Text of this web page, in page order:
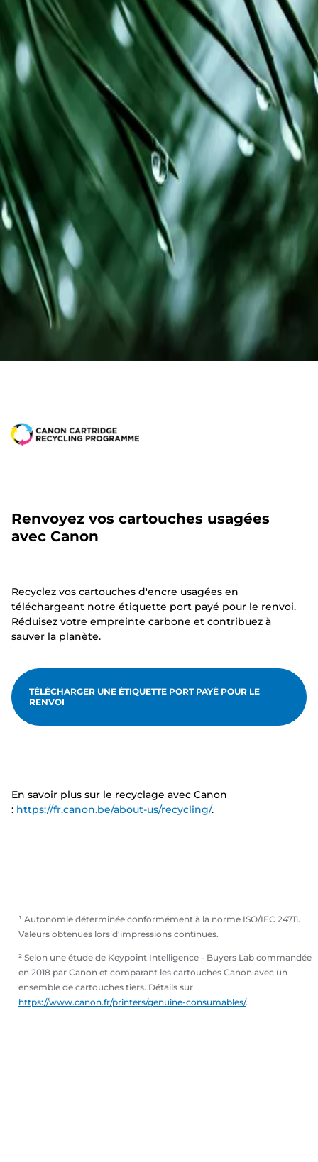
Renvoyez vos cartouches usagées
avec Canon
Recyclez vos cartouches d'encre usagées en
téléchargeant notre étiquette port payé pour le renvoi.
Réduisez votre empreinte carbone et contribuez à
sauver la planète.
TÉLÉCHARGER UNE ÉTIQUETTE PORT PAYÉ POUR LE
RENVOI
En savoir plus sur le recyclage avec Canon
: https://fr.canon.be/about-us/recycling/.
¹ Autonomie déterminée conformément à la norme ISO/IEC 24711.
Valeurs obtenues lors d'impressions continues.
² Selon une étude de Keypoint Intelligence - Buyers Lab commandée
en 2018 par Canon et comparant les cartouches Canon avec un
ensemble de cartouches tiers. Détails sur
https://www.canon.fr/printers/genuine-consumables/.